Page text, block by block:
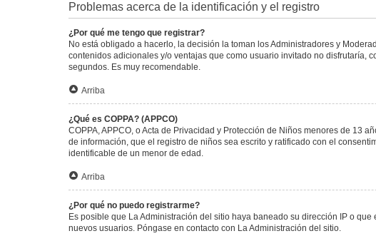
Problemas acerca de la identificación y el registro
¿Por qué me tengo que registrar?
No está obligado a hacerlo, la decisión la toman los Administradores y
contenidos adicionales y/o ventajas que como usuario invitado no disfrutaría,
segundos. Es muy recomendable.
Arriba
¿Qué es COPPA? (APPCO)
COPPA, APPCO, o Acta de Privacidad y Protección de Niños menores de 13
de información, que el registro de niños sea escrito y ratificado con el
identificable de un menor de edad.
Arriba
¿Por qué no puedo registrarme?
Es posible que La Administración del sitio haya baneado su dirección IP o
nuevos usuarios. Póngase en contacto con La Administración del sitio.